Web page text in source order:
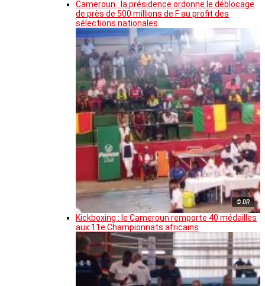
Cameroun : la présidence ordonne le déblocage
de près de 500 millions de F au profit des
sélections nationales
© DR
Kickboxing : le Cameroun remporte 40 médailles
aux 11e Championnats africains